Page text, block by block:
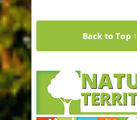
Back to Top ↑